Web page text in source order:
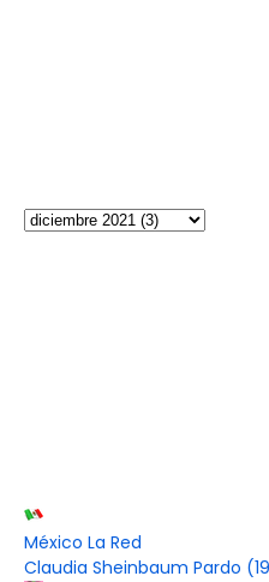
México La Red
Claudia Sheinbaum Pardo